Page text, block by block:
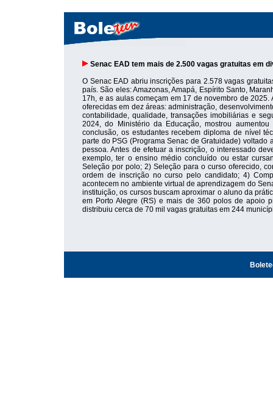
Senac EAD tem mais de 2.500 vagas gratuitas em
O Senac EAD abriu inscrições para 2.578 vagas
país. São eles: Amazonas, Amapá, Espírito Santo,
17h, e as aulas começam em 17 de novembro de
oferecidas em dez áreas: administração,
contabilidade, qualidade, transações imobiliárias e
2024, do Ministério da Educação, mostrou
conclusão, os estudantes recebem diploma de nível
parte do PSG (Programa Senac de Gratuidade)
pessoa. Antes de efetuar a inscrição, o interessado
exemplo, ter o ensino médio concluído ou estar
Seleção por polo; 2) Seleção para o curso oferecido,
ordem de inscrição no curso pelo candidato; 4)
acontecem no ambiente virtual de aprendizagem do
instituição, os cursos buscam aproximar o aluno da
em Porto Alegre (RS) e mais de 360 polos de apoio
distribuiu cerca de 70 mil vagas gratuitas em 244